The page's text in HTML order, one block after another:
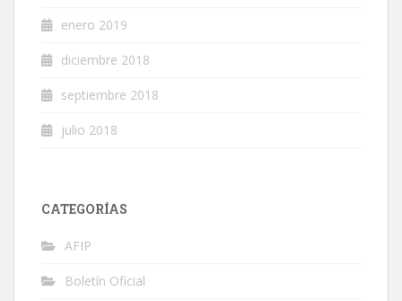
enero 2019
diciembre 2018
septiembre 2018
julio 2018
CATEGORÍAS
AFIP
Boletín Oficial